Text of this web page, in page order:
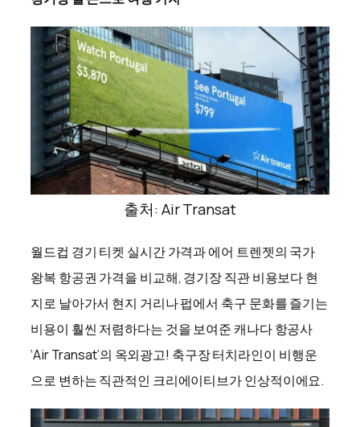
출처: Air Transat
월드컵 경기 티켓 실시간 가격과 에어 트렌젯의 국가
왕복 항공권 가격을 비교해, 경기장 직관 비용보다 현
지로 날아가서 현지 거리나 펍에서 축구 문화를 즐기는
비용이 훨씬 저렴하다는 것을 보여준 캐나다 항공사
‘Air Transat’의 옥외광고! 축구장 터치라인이 비행운
으로 변하는 직관적인 크리에이티브가 인상적이에요.